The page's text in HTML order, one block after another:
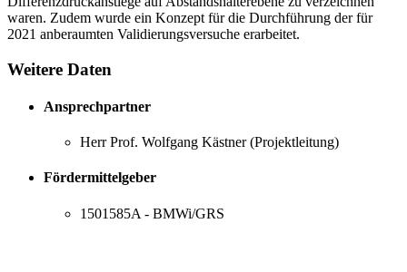
waren. Zudem wurde ein Konzept für die Durchführung der für
2021 anberaumten Validierungsversuche erarbeitet.
Weitere Daten
Ansprechpartner
Herr Prof. Wolfgang Kästner (Projektleitung)
Fördermittelgeber
1501585A - BMWi/GRS